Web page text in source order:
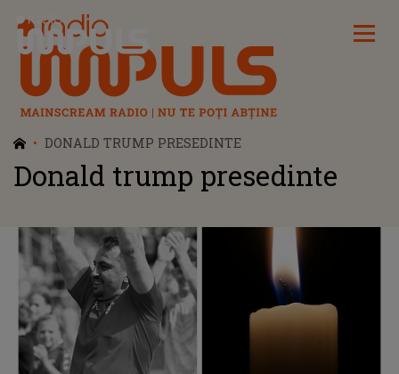
Radio Impuls
DONALD TRUMP PRESEDINTE
Donald trump presedinte